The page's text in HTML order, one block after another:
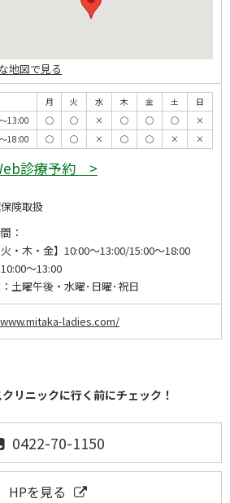
地図で見る
月 火 水 木 金 土
日
13:00
◯ ◯ × ◯ ◯ ◯
×
18:00
◯ ◯ × ◯ ◯ × ×
診療予約 >
険取扱
：
火・木・金】10:00～13:00/15:00～18:00
10:00～13:00
土曜午後・水曜･日曜･祝日
ladies.com/
リニックに行く前にチェック！
0422-70-1150
HPを見る